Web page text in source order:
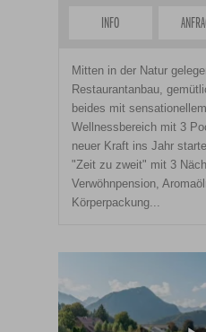
INFO
Mitten in der Natur
Restaurantanbau,
beides mit
Wellnessbereich mit 3
neuer Kraft ins Jahr
"Zeit zu zweit" mit 3
Verwöhnpension,
Körperpackung...